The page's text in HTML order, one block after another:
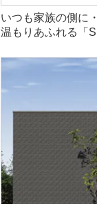
いつも家族の側に
温もりあふれる「